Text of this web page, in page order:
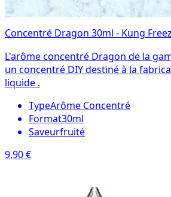
Concentré Dragon 30ml - Kung
L'arôme concentré Dragon de la
un concentré DIY destiné à la
liquide .
TypeArôme Concentré
Format30ml
Saveurfruité
9,90 €